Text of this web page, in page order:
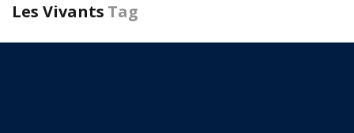
Les Vivants Tag